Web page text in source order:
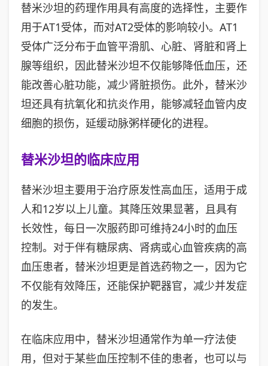
替米沙坦的药理作用具有高度的选择性，主要作
用于AT1受体，而对AT2受体的影响较小。AT1
受体广泛分布于血管平滑肌、心脏、肾脏和肾上
腺等组织，因此替米沙坦不仅能够降低血压，还
能改善心脏功能，减少肾脏损伤。此外，替米沙
坦还具有抗氧化和抗炎作用，能够减轻血管内皮
细胞的损伤，延缓动脉粥样硬化的进程。
替米沙坦的临床应用
替米沙坦主要用于治疗原发性高血压，适用于成
人和12岁以上儿童。其降压效果显著，且具有
长效性，每日一次服药即可维持24小时的血压
控制。对于伴有糖尿病、肾病或心血管疾病的高
血压患者，替米沙坦更是首选药物之一，因为它
不仅能有效降压，还能保护靶器官，减少并发症
的发生。
在临床应用中，替米沙坦通常作为单一疗法使
用，但对于某些血压控制不佳的患者，也可以与